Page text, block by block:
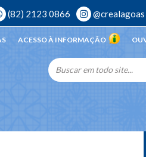
(82) 2123 0866 @crealagoas
ACESSO À INFORMAÇÃO